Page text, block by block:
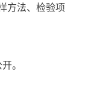
方法、检验项
。